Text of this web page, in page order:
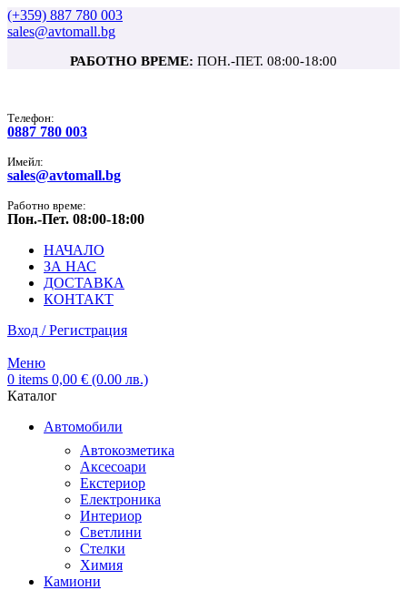
(+359) 887 780 003
sales@avtomall.bg
РАБОТНО ВРЕМЕ: ПОН.-ПЕТ. 08:00-18:00
Tелефон:
0887 780 003
Имейл:
sales@avtomall.bg
Работно време:
Пон.-Пет. 08:00-18:00
НАЧАЛО
ЗА НАС
ДОСТАВКА
КОНТАКТ
Вход / Регистрация
Меню
0 items 0,00 € (0.00 лв.)
Каталог
Автомобили
Автокозметика
Аксесоари
Екстериор
Електроника
Интериор
Светлини
Стелки
Химия
Камиони